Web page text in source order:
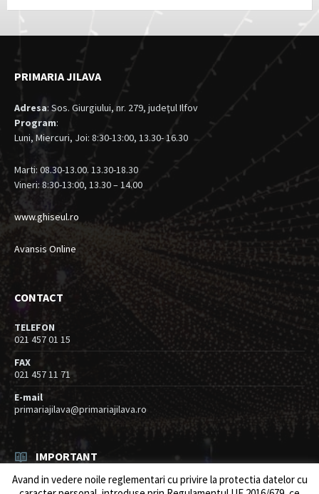
PRIMARIA JILAVA
Adresa: Sos. Giurgiului, nr. 279, judeţul Ilfov
Program:
Luni, Miercuri, Joi: 8:30-13:00, 13.30- 16.30
Marti: 08.30-13.00. 13.30-18.30
Vineri: 8:30-13:00, 13.30 – 14.00
www.ghiseul.ro
Avansis Online
CONTACT
TELEFON
021 457 01 15
FAX
021 457 11 71
E-mail
primariajilava@primariajilava.ro
IMPORTANT
Rezultat concurs expert – proba scrisa
Avand in vedere noile reglementari cu privire la protectia datelor cu